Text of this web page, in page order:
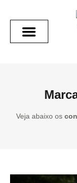
Veja abaixo os